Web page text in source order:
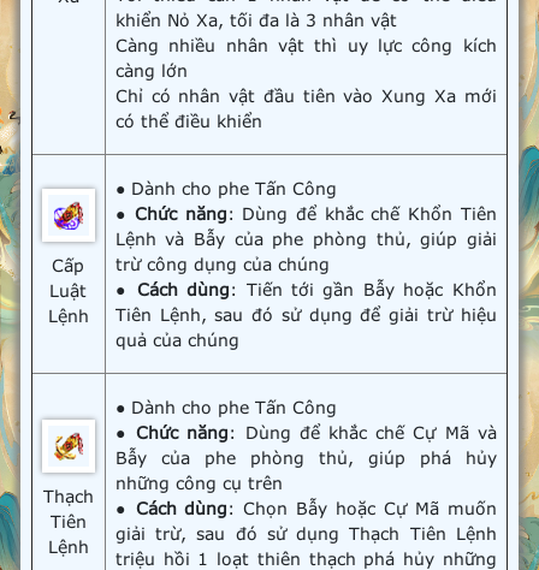
khiển Nỏ Xa, tối đa là 3 nhân vật
Càng nhiều nhân vật thì uy lực công kích
càng lớn
Chỉ có nhân vật đầu tiên vào Xung Xa mới
có thể điều khiển
Cấp
Luật
Lệnh
● Dành cho phe Tấn Công
●Chức năng: Dùng để khắc chế Khổn Tiên
Lệnh và Bẫy của phe phòng thủ, giúp giải
trừ công dụng của chúng
● Cách dùng: Tiến tới gần Bẫy hoặc Khổn
Tiên Lệnh, sau đó sử dụng để giải trừ hiệu
quả của chúng
Thạch
Tiên
Lệnh
● Dành cho phe Tấn Công
●Chức năng: Dùng để khắc chế Cự Mã và
Bẫy của phe phòng thủ, giúp phá hủy
những công cụ trên
● Cách dùng: Chọn Bẫy hoặc Cự Mã muốn
giải trừ, sau đó sử dụng Thạch Tiên Lệnh
triệu hồi 1 loạt thiên thạch phá hủy những